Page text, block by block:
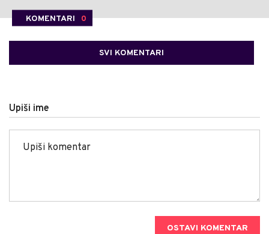
KOMENTARI 0
SVI KOMENTARI
Upiši ime
OSTAVI KOMENTAR